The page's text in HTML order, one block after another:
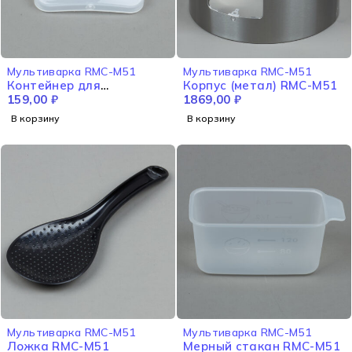
Мультиварка RMC-M51
Контейнер для
конденсата RMC-M51
159,00 ₽
В корзину
Мультиварка RMC-M51
Корпус (метал) RMC-M51
1869,00 ₽
В корзину
Мультиварка RMC-M51
Ложка RMC-M51
Мультиварка RMC-M51
Мерный стакан RMC-M51